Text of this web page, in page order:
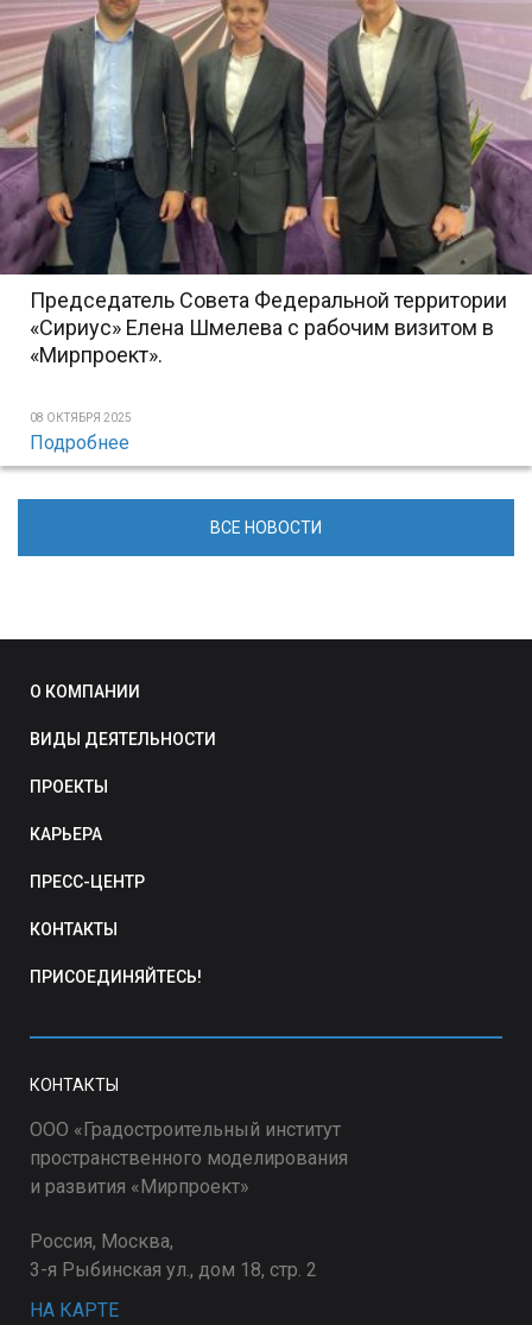
Председатель Совета Федеральной территории
«Сириус» Елена Шмелева с рабочим визитом в
«Мирпроект».
08 ОКТЯБРЯ 2025
Подробнее
ВСЕ НОВОСТИ
О КОМПАНИИ
ВИДЫ ДЕЯТЕЛЬНОСТИ
ПРОЕКТЫ
КАРЬЕРА
ПРЕСС-ЦЕНТР
КОНТАКТЫ
ПРИСОЕДИНЯЙТЕСЬ!
КОНТАКТЫ
ООО «Градостроительный институт
пространственного моделирования
и развития «Мирпроект»
Россия, Москва,
3-я Рыбинская ул., дом 18, стр. 2
НА КАРТЕ